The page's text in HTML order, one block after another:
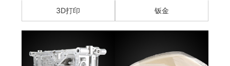
3D打印 钣金